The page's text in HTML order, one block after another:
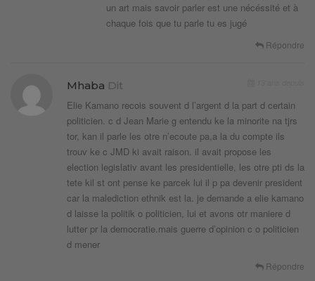
un art mais savoir parler est une nécéssité et à
chaque fois que tu parle tu es jugé
Répondre
Mhaba Dit
Elie Kamano recois souvent d l’argent d la part d certain
politicien. c d Jean Marie g entendu ke la minorite na tjrs
tor, kan il parle les otre n’ecoute pa,a la du compte ils
trouv ke c JMD ki avait raison. il avait propose les
election legislativ avant les presidentielle, les otre pti ds la
tete kil st ont pense ke parcek lui il p pa devenir president
car la malediction ethnik est la. je demande a elie kamano
d laisse la politik o politicien, lui et avons otr maniere d
lutter pr la democratie.mais guerre d’opinion c o politicien
d mener
Répondre